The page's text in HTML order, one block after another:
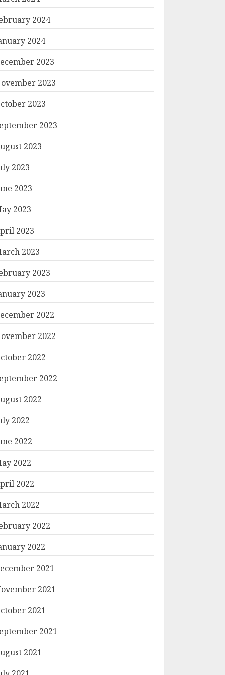
2024
2024
2023
2023
2023
2023
2023
2023
2023
2023
2023
2023
2023
2023
2022
2022
2022
2022
2022
2022
2022
2022
2022
2022
2022
2022
2021
2021
2021
2021
2021